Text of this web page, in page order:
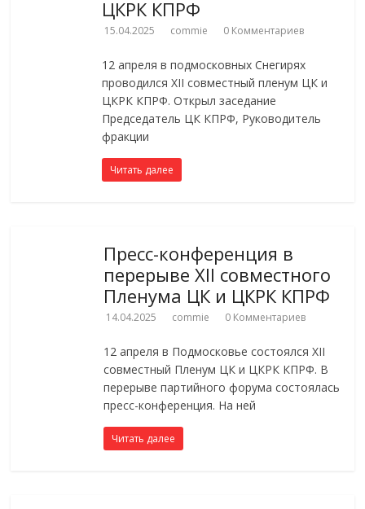
ЦКРК КПРФ
15.04.2025 commie 0 Комментариев
12 апреля в подмосковных Снегирях
проводился XII совместный пленум ЦК и
ЦКРК КПРФ. Открыл заседание
Председатель ЦК КПРФ, Руководитель
фракции
Читать далее
Пресс-конференция в
перерыве XII совместного
Пленума ЦК и ЦКРК КПРФ
14.04.2025 commie 0 Комментариев
12 апреля в Подмосковье состоялся XII
совместный Пленум ЦК и ЦКРК КПРФ. В
перерыве партийного форума состоялась
пресс-конференция. На ней
Читать далее